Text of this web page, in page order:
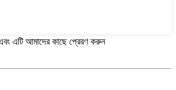
এবং এটি আমাদের কাছে প্রেরণ করুন